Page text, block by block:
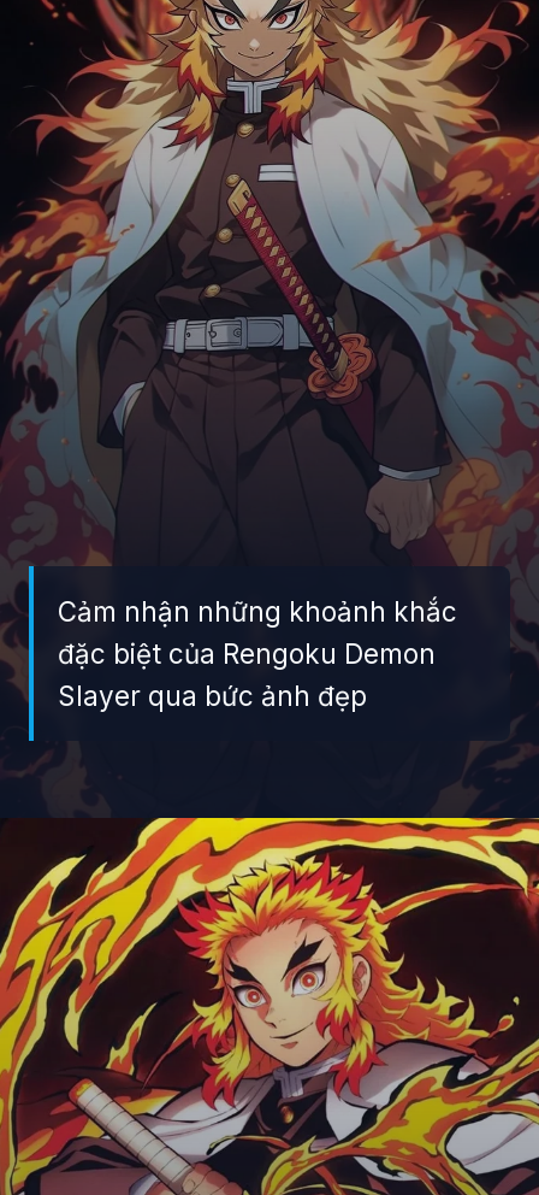
Cảm nhận những khoảnh khắc
đặc biệt của Rengoku Demon
Slayer qua bức ảnh đẹp
Đang mởhttps://giaydabonghana.com/rengoku